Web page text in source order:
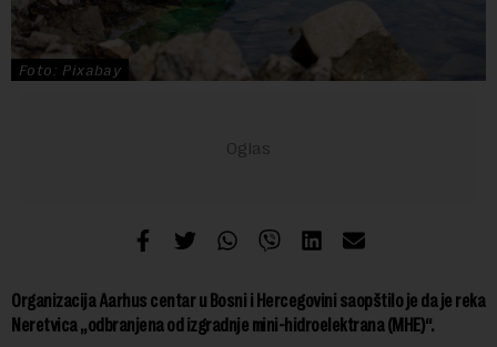
Foto: Pixabay
Organizacija Aarhus centar u Bosni i Hercegovini saopštilo je da je reka
Neretvica „odbranjena od izgradnje mini-hidroelektrana (MHE)“.